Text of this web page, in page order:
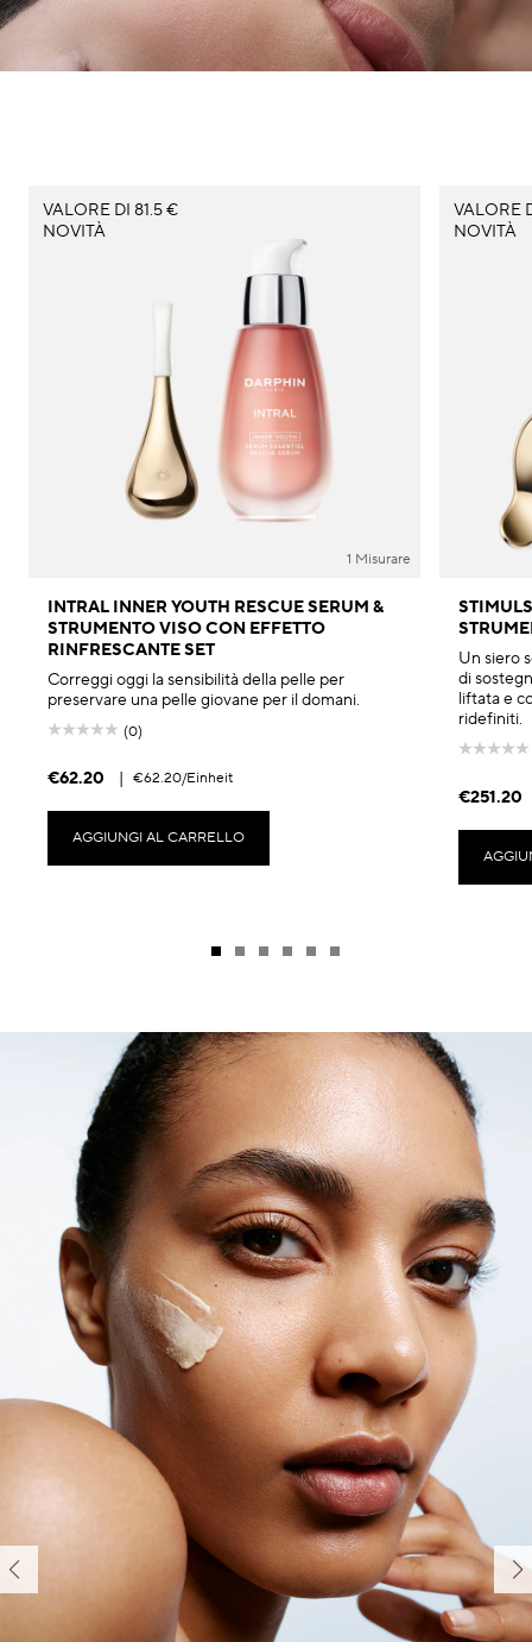
VALORE DI 81.5 €
NOVITÀ
1 Misurare
INTRAL INNER YOUTH RESCUE SERUM &
STRUMENTO VISO CON EFFETTO
RINFRESCANTE SET
Correggi oggi la sensibilità della pelle per
preservare una pelle giovane per il domani.
(0)
€62.20 | €62.20/Einheit
AGGIUNGI AL CARRELLO
VALORE
NOVITÀ
Un siero
di
liftata e
ridefiniti.
€251.20